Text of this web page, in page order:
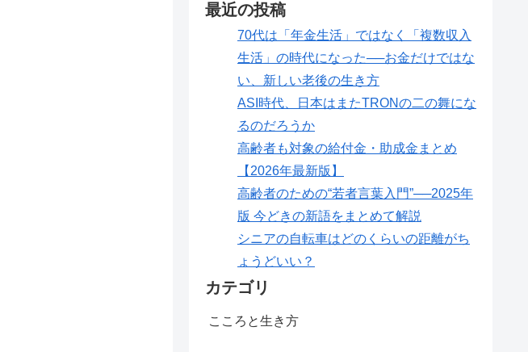
最近の投稿
70代は「年金生活」ではなく「複数収入
生活」の時代になった──お金だけではな
い、新しい老後の生き方
ASI時代、日本はまたTRONの二の舞にな
るのだろうか
高齢者も対象の給付金・助成金まとめ
【2026年最新版】
高齢者のための“若者言葉入門”──2025年
版 今どきの新語をまとめて解説
シニアの自転車はどのくらいの距離がち
ょうどいい？
カテゴリ
こころと生き方